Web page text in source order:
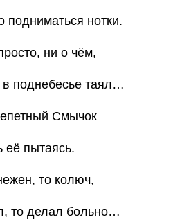
подниматься нотки.
ни о чём,
поднебесье таял…
Смычок
её пытаясь.
то колюч,
то делал больно…